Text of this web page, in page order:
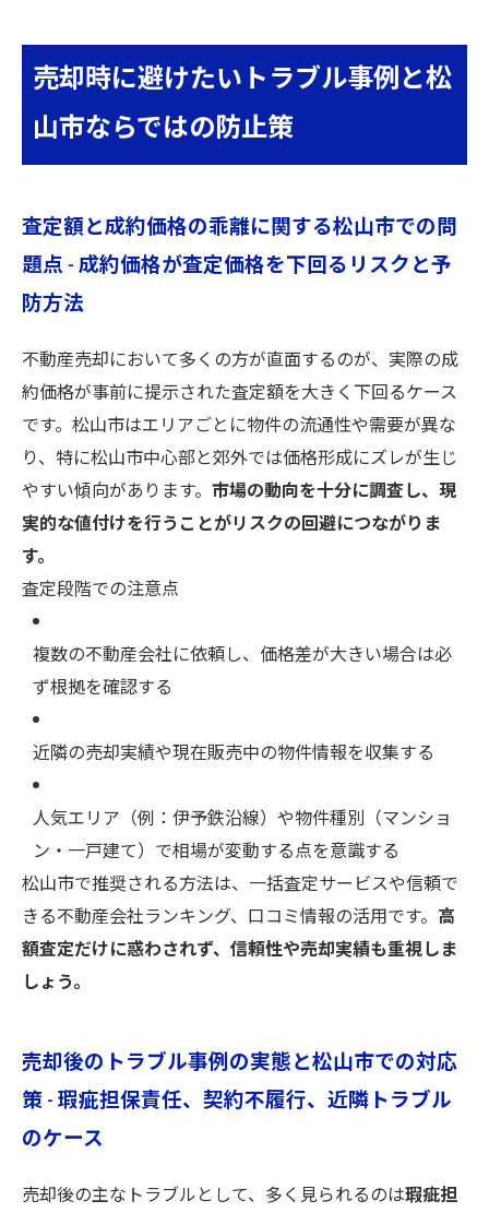
売却時に避けたいトラブル事例と松
山市ならではの防止策
査定額と成約価格の乖離に関する松山市での問
題点 - 成約価格が査定価格を下回るリスクと予
防方法
不動産売却において多くの方が直面するのが、実際の成
約価格が事前に提示された査定額を大きく下回るケース
です。松山市はエリアごとに物件の流通性や需要が異な
り、特に松山市中心部と郊外では価格形成にズレが生じ
やすい傾向があります。 市場の動向を十分に調査し、現
実的な値付けを行うことがリスクの回避につながりま
す。
査定段階での注意点
複数の不動産会社に依頼し、価格差が大きい場合は必
ず根拠を確認する
近隣の売却実績や現在販売中の物件情報を収集する
人気エリア（例：伊予鉄沿線）や物件種別（マンショ
ン・一戸建て）で相場が変動する点を意識する
松山市で推奨される方法は、一括査定サービスや信頼で
きる不動産会社ランキング、口コミ情報の活用です。 高
額査定だけに惑わされず、信頼性や売却実績も重視しま
しょう。
売却後のトラブル事例の実態と松山市での対応
策 - 瑕疵担保責任、契約不履行、近隣トラブル
のケース
売却後の主なトラブルとして、多く見られるのは瑕疵担